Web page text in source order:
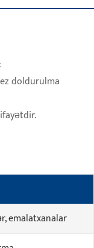
doldurulma
emalatxanalar